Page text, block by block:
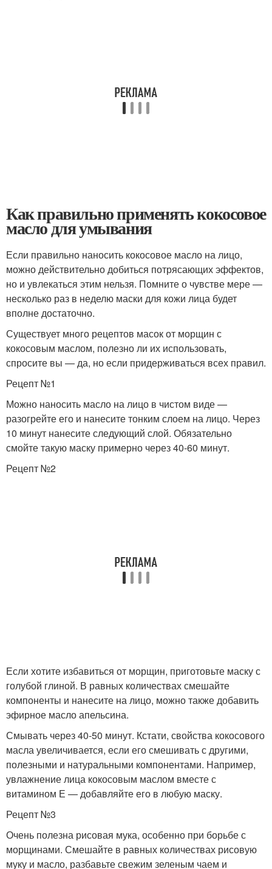
Как правильно применять кокосовое
масло для умывания
Если правильно наносить кокосовое масло на лицо,
можно действительно добиться потрясающих эффектов,
но и увлекаться этим нельзя. Помните о чувстве мере —
несколько раз в неделю маски для кожи лица будет
вполне достаточно.
Существует много рецептов масок от морщин с
кокосовым маслом, полезно ли их использовать,
спросите вы — да, но если придерживаться всех правил.
Рецепт №1
Можно наносить масло на лицо в чистом виде —
разогрейте его и нанесите тонким слоем на лицо. Через
10 минут нанесите следующий слой. Обязательно
смойте такую маску примерно через 40-60 минут.
Рецепт №2
Если хотите избавиться от морщин, приготовьте маску с
голубой глиной. В равных количествах смешайте
компоненты и нанесите на лицо, можно также добавить
эфирное масло апельсина.
Смывать через 40-50 минут. Кстати, свойства кокосового
масла увеличивается, если его смешивать с другими,
полезными и натуральными компонентами. Например,
увлажнение лица кокосовым маслом вместе с
витамином Е — добавляйте его в любую маску.
Рецепт №3
Очень полезна рисовая мука, особенно при борьбе с
морщинами. Смешайте в равных количествах рисовую
муку и масло, разбавьте свежим зеленым чаем и